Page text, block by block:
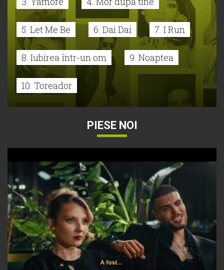
5. Let Me Be 6. Dai Dai 7. I Run
8. Iubirea într-un om 9. Noaptea
10. Toreador
PIESE NOI